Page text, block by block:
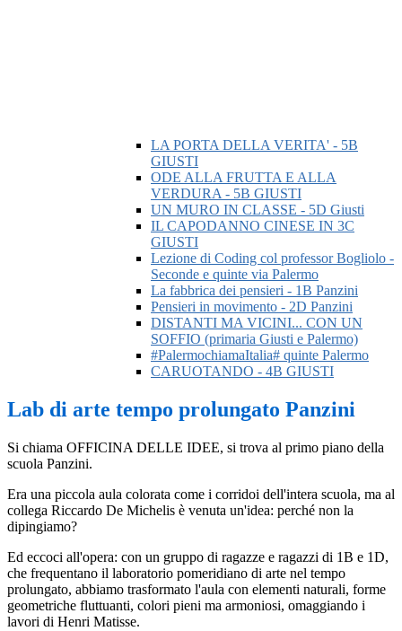
LA PORTA DELLA VERITA' - 5B
GIUSTI
ODE ALLA FRUTTA E ALLA
VERDURA - 5B GIUSTI
UN MURO IN CLASSE - 5D Giusti
IL CAPODANNO CINESE IN 3C
GIUSTI
Lezione di Coding col professor Bogliolo -
Seconde e quinte via Palermo
La fabbrica dei pensieri - 1B Panzini
Pensieri in movimento - 2D Panzini
DISTANTI MA VICINI... CON UN
SOFFIO (primaria Giusti e Palermo)
#PalermochiamaItalia# quinte Palermo
CARUOTANDO - 4B GIUSTI
Lab di arte tempo prolungato Panzini
Si chiama OFFICINA DELLE IDEE, si trova al primo piano della
scuola Panzini.
Era una piccola aula colorata come i corridoi dell'intera scuola, ma al
collega Riccardo De Michelis è venuta un'idea: perché non la
dipingiamo?
Ed eccoci all'opera: con un gruppo di ragazze e ragazzi di 1B e 1D,
che frequentano il laboratorio pomeridiano di arte nel tempo
prolungato, abbiamo trasformato l'aula con elementi naturali, forme
geometriche fluttuanti, colori pieni ma armoniosi, omaggiando i
lavori di Henri Matisse.